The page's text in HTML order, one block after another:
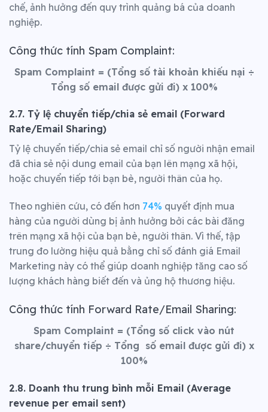
chế, ảnh hưởng đến quy trình quảng bá của doanh
nghiệp.
Công thức tính Spam Complaint:
Spam Complaint = (Tổng số tài khoản khiếu nại ÷
Tổng số email được gửi đi) x 100%
2.7. Tỷ lệ chuyển tiếp/chia sẻ email (Forward
Rate/Email Sharing)
Tỷ lệ chuyển tiếp/chia sẻ email chỉ số người nhận email
đã chia sẻ nội dung email của bạn lên mạng xã hội,
hoặc chuyển tiếp tới bạn bè, người thân của họ.
Theo nghiên cứu, có đến hơn 74% quyết định mua
hàng của người dùng bị ảnh hưởng bởi các bài đăng
trên mạng xã hội của bạn bè, người thân. Vì thế, tập
trung đo lường hiệu quả bằng chỉ số đánh giá Email
Marketing này có thể giúp doanh nghiệp tăng cao số
lượng khách hàng biết đến và ủng hộ thương hiệu.
Công thức tính Forward Rate/Email Sharing:
Spam Complaint = (Tổng số click vào nút
share/chuyển tiếp ÷ Tổng số email được gửi đi) x
100%
2.8. Doanh thu trung bình mỗi Email (Average
revenue per email sent)